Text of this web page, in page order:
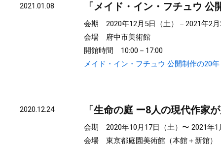
2021.01.08 「メイド・イン・フチュウ 公
会期 2020年12月5日（土）－2021年2月
会場 府中市美術館
開館時間 10:00－17:00
メイド・イン・フチュウ 公開制作の20
2020.12.24 「生命の庭 ー8人の現代作家
会期 2020年10月17日（土）〜 2021年1
会場 東京都庭園美術館（本館＋新館）